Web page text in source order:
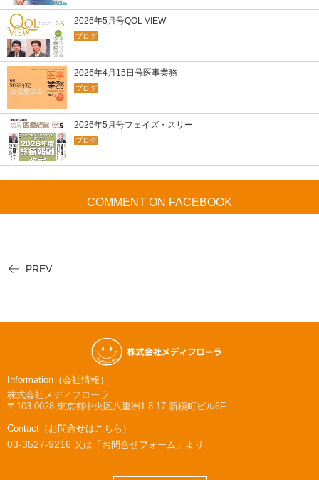
2026年5月号QOL VIEW
ブログ
2026年4月15日号医事業務
ブログ
2026年5月号フェイズ・スリー
ブログ
COMMENT ON FACEBOOK
PREV
Information（会社情報）
株式会社メディフローラ
〒103-0028 東京都中央区八重洲1-8-17 新槇町ビル6F
Contact（お問合せはこちら）
03-3527-9216 又は 「お問合せフォーム」 より